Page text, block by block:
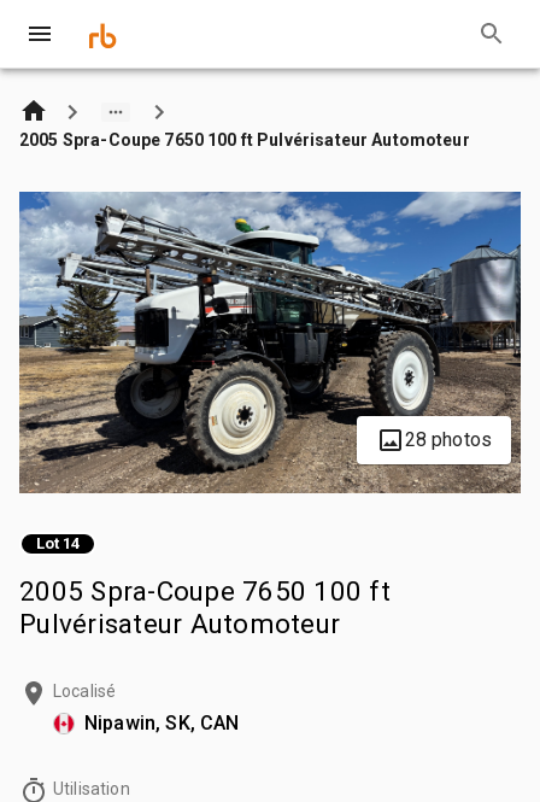
2005 Spra-Coupe 7650 100 ft Pulvérisateur Automoteur
28 photos
Lot 14
2005 Spra-Coupe 7650 100 ft
Pulvérisateur Automoteur
Localisé
Nipawin, SK, CAN
Utilisation